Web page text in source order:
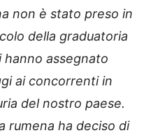
non è stato preso in
della graduatoria
assegnato
ai concorrenti in
del nostro paese.
rumena ha deciso di